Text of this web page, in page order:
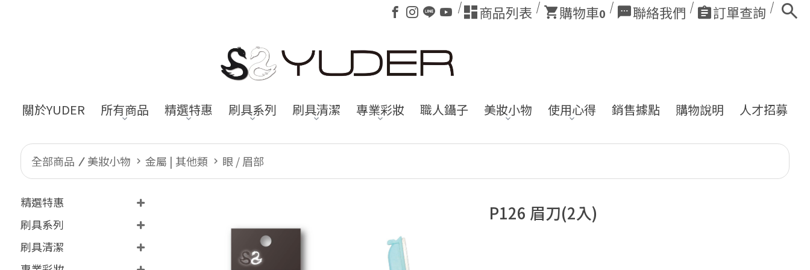
商品列表 購物車0 聯絡我們 訂單查詢
關於YUDER 所有商品 精選特惠 刷具系列 刷具清潔 專業彩妝 職人鑷子 美妝小物 使用心得 銷售據點 購物說明 人才招募
全部商品 美妝小物 金屬 | 其他類 眼 / 眉部
精選特惠
刷具系列
刷具清潔
P126 眉刀(2入)